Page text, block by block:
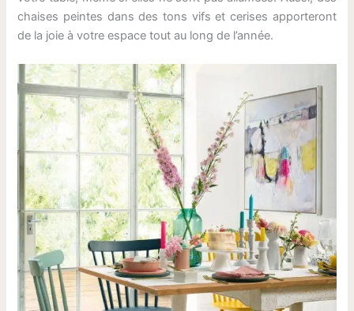
chaises peintes dans des tons vifs et cerises apporteront
de la joie à votre espace tout au long de l’année.